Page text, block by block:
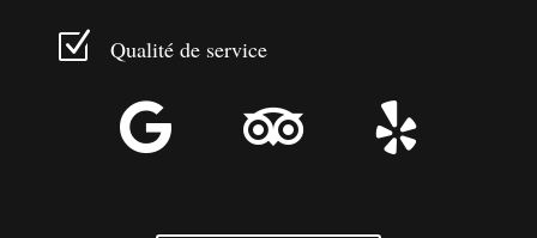
Z Qualité de service
  